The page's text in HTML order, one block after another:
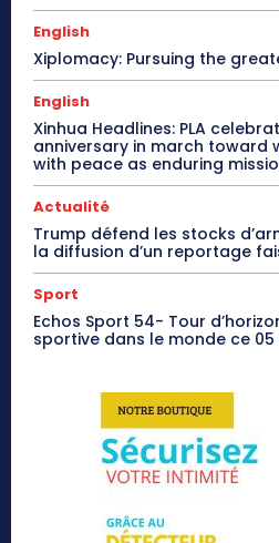
English
Xiplomacy: Pursuing the
English
Xinhua Headlines: PLA
anniversary in march toward
with peace as enduring
Actualité
Trump défend les stocks
la diffusion d’un reportage
Sport
Echos Sport 54- Tour
sportive dans le monde ce